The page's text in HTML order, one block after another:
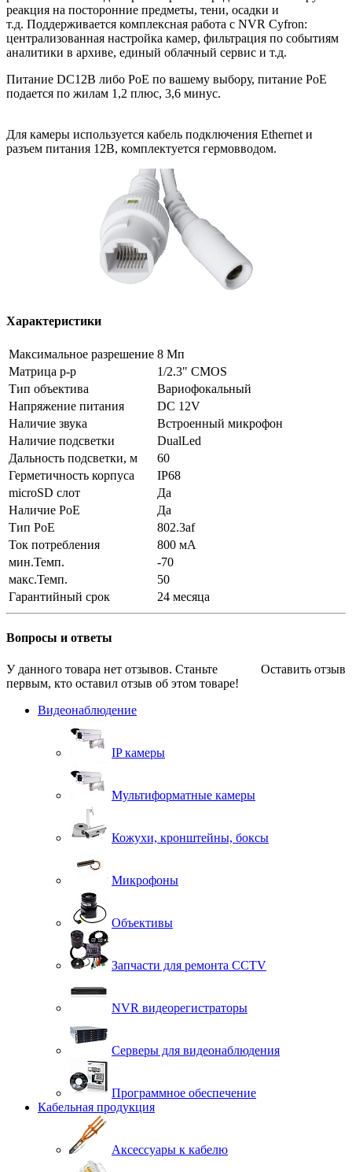
реакция на посторонние предметы, тени, осадки и
т.д. Поддерживается комплексная работа с NVR Cyfron:
централизованная настройка камер, фильтрация по событиям
аналитики в архиве, единый облачный сервис и т.д.
Питание DC12В либо PoE по вашему выбору, питание PoE
подается по жилам 1,2 плюс, 3,6 минус.
Для камеры используется кабель подключения Ethernet и
разъем питания 12В, комплектуется гермовводом.
Характеристики
Максимальное разрешение 8 Мп
Матрица р-р
1/2.3" CMOS
Тип объектива
Вариофокальный
Напряжение питания
DC 12V
Наличие звука
Встроенный микрофон
Наличие подсветки
DualLed
Дальность подсветки, м
60
Герметичность корпуса
IP68
microSD слот
Да
Наличие PoE
Да
Тип PoE
802.3af
Ток потребления
800 мА
мин.Темп.
-70
макс.Темп.
50
Гарантийный срок
24 месяца
Вопросы и ответы
Оставить отзыв
У данного товара нет отзывов. Станьте
первым, кто оставил отзыв об этом товаре!
Видеонаблюдение
IP камеры
Мультиформатные камеры
Кожухи, кронштейны, боксы
Микрофоны
Объективы
Запчасти для ремонта CCTV
NVR видеорегистраторы
Серверы для видеонаблюдения
Программное обеспечение
Кабельная продукция
Аксессуары к кабелю